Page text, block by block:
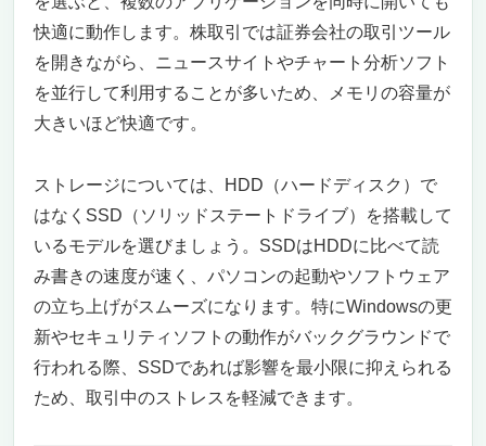
快適に動作します。株取引では証券会社の取引ツール
を開きながら、ニュースサイトやチャート分析ソフト
を並行して利用することが多いため、メモリの容量が
大きいほど快適です。
ストレージについては、HDD（ハードディスク）で
はなくSSD（ソリッドステートドライブ）を搭載して
いるモデルを選びましょう。SSDはHDDに比べて読
み書きの速度が速く、パソコンの起動やソフトウェア
の立ち上げがスムーズになります。特にWindowsの更
新やセキュリティソフトの動作がバックグラウンドで
行われる際、SSDであれば影響を最小限に抑えられる
ため、取引中のストレスを軽減できます。